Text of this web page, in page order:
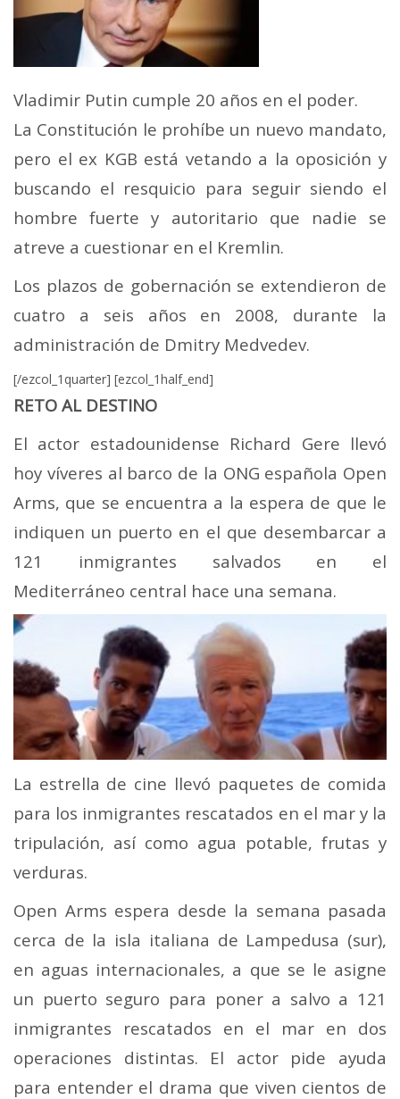
Vladimir Putin cumple 20 años en el poder.
La Constitución le prohíbe un nuevo mandato,
pero el ex KGB está vetando a la oposición y
buscando el resquicio para seguir siendo el
hombre fuerte y autoritario que nadie se
atreve a cuestionar en el Kremlin.
Los plazos de gobernación se extendieron de
cuatro a seis años en 2008, durante la
administración de Dmitry Medvedev.
[/ezcol_1quarter] [ezcol_1half_end]
RETO AL DESTINO
El actor estadounidense Richard Gere llevó
hoy víveres al barco de la ONG española Open
Arms, que se encuentra a la espera de que le
indiquen un puerto en el que desembarcar a
121 inmigrantes salvados en el
Mediterráneo central hace una semana.
La estrella de cine llevó paquetes de comida
para los inmigrantes rescatados en el mar y la
tripulación, así como agua potable, frutas y
verduras.
Open Arms espera desde la semana pasada
cerca de la isla italiana de Lampedusa (sur),
en aguas internacionales, a que se le asigne
un puerto seguro para poner a salvo a 121
inmigrantes rescatados en el mar en dos
operaciones distintas. El actor pide ayuda
para entender el drama que viven cientos de